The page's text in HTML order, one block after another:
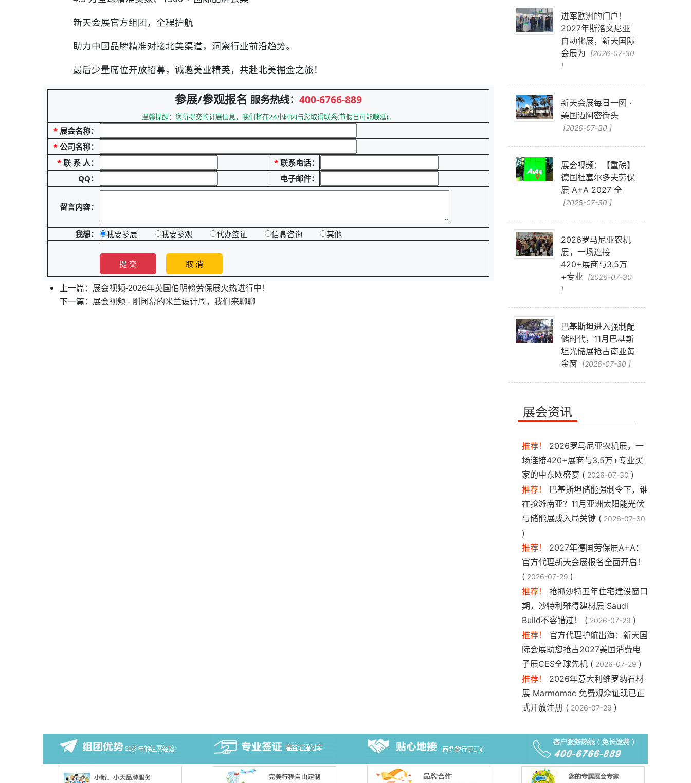
新天会展官方组团，全程护航
助力中国品牌精准对接北美渠道，洞察行业前沿趋势。
最后少量席位开放招募，诚邀美业精英，共赴北美掘金之旅！
参展/参观报名 服务热线： 400-6766-889
温馨提醒：您所提交的订展信息，我们将在24小时内与您取得联系(节假日可能顺延)。
* 展会名称：
* 公司名称：
* 联 系 人： * 联系电话：
QQ：
电子邮件：
留言内容：
我想： 我要参展 我要参观 代办签证 信息咨询 其他
上一篇： 展会视频-2026年英国伯明翰劳保展火热进行中！
下一篇： 展会视频 - 刚闭幕的米兰设计周，我们来聊聊
进军欧洲的门户！
2027年斯洛文尼亚
自动化展，新天国际
会展为
[2026-07-30
]
新天会展每日一图 ·
美国迈阿密街头
[2026-07-30 ]
展会视频：【重磅】
德国杜塞尔多夫劳保
展 A+A 2027 全
[2026-07-30 ]
2026罗马尼亚农机
展，一场连接
420+展商与3.5万
+专业
[2026-07-30
]
巴基斯坦进入强制配
储时代，11月巴基斯
坦光储展抢占南亚黄
金窗
[2026-07-30 ]
展会资讯
推荐！
2026罗马尼亚农机展，一
场连接420+展商与3.5万+专业买
家的中东欧盛宴 ( 2026-07-30 )
推荐！
巴基斯坦储能强制令下，谁
在抢滩南亚？11月亚洲太阳能光伏
与储能展成入局关键 ( 2026-07-30
)
推荐！
2027年德国劳保展A+A：
官方代理新天会展报名全面开启！
( 2026-07-29 )
推荐！
抢抓沙特五年住宅建设窗口
期，沙特利雅得建材展 Saudi
Build不容错过！ ( 2026-07-29 )
推荐！
官方代理护航出海：新天国
际会展助您抢占2027美国消费电
子展CES全球先机 ( 2026-07-29 )
推荐！
2026年意大利维罗纳石材
展 Marmomac 免费观众证现已正
式开放注册 ( 2026-07-29 )